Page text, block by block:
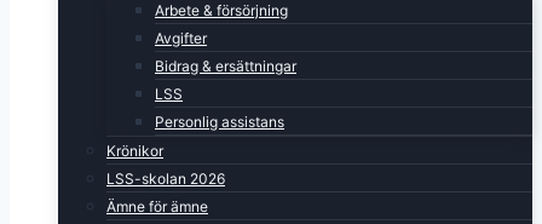
Arbete & försörjning
Avgifter
Bidrag & ersättningar
LSS
Personlig assistans
Krönikor
LSS-skolan 2026
Ämne för ämne